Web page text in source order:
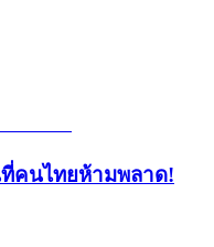
คนไทยห้ามพลาด!